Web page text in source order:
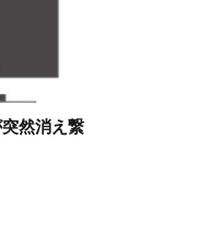
然消え繋